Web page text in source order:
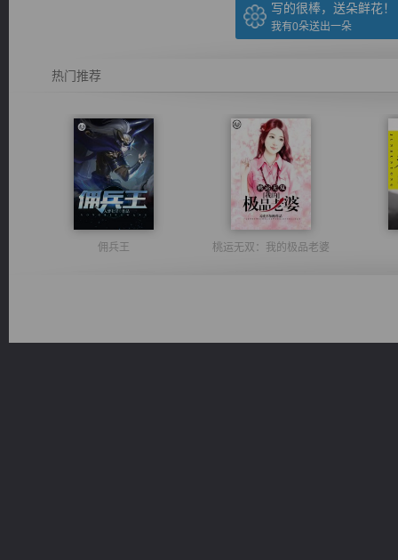
写的很棒，送朵鲜花！
我有0朵送出一朵
热门推荐
佣兵王 桃运无双：我的极品老婆